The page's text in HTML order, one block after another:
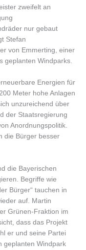
zweifelt an
nur gebaut
Stefan
von Emmerting, einer
geplanten Windparks.
Energien für
Meter hohe Anlagen
unzureichend über
der Staatsregierung
Anordnungspolitik.
die Bürger besser
die Bayerischen
Begriffe wie
Bürger“ tauchen in
auf. Martin
Grünen-Fraktion im
dass das Projekt
er und seine Partei
geplanten Windpark